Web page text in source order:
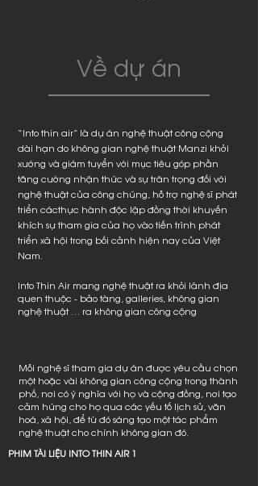
​Về dự án
“Into thin air” là dự án nghệ thuật công cộng
dài hạn do không gian nghệ thuật Manzi khởi
xướng và giám tuyển với mục tiêu góp phần
tăng cường nhận thức và sự trân trọng đối với
nghệ thuật của công chúng, hỗ trợ nghệ sĩ phát
triển cácthực hành độc lập đồng thời khuyến
khích sự tham gia của họ vào tiến trình phát
triển xã hội trong bối cảnh hiện nay của Việt
Nam.
Into Thin Air mang nghệ thuật ra khỏi lãnh địa
quen thuộc - bảo tàng, galleries, không gian
nghệ thuật … ra không gian công cộng
Mỗi nghệ sĩ tham gia dự án được yêu cầu chọn
một hoặc vài không gian công cộng trong thành
phố, nơi có ý nghĩa với họ và cộng đồng, nơi tạo
cảm hứng cho họ qua các yếu tố lịch sử, văn
hoá, xã hội, để từ đó sáng tạo một tác phẩm
nghệ thuật cho chính không gian đó.
​PHIM TÀI LIỆU INTO THIN AIR 1